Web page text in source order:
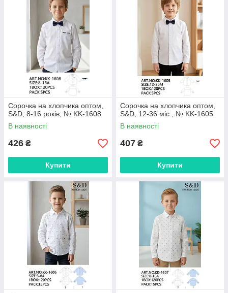
Сорочка на хлопчика оптом,
S&D, 8-16 років, № KK-1608
В наявності
426 ₴
Купити
Сорочка на хлопчика оптом,
S&D, 12-36 міс., № KK-1605
В наявності
407 ₴
Купити